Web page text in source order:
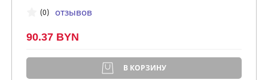
(0) отзывов
90.37 BYN
В КОРЗИНУ